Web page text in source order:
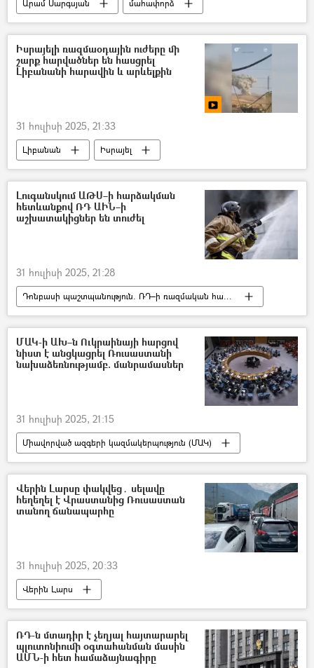
Արամ Սարգսյան
մահափորձ
Զարուհի Փոստանջյան
Իսրայելի ռազմաօդային ուժերը մի
շարք հարվածներ են հասցրել
Լիբանանի հարավին և արևելքին
31 հուլիսի 2025, 21:33
Լիբանան
Իսրայել
ռմբակոծություն
Տեսանյութեր
տեսանյութ
Լուգանսկում ԱԹՍ–ի հարձակման
հետևանքով ՌԴ ԱԻՆ–ի
աշխատակիցներ են տուժել
31 հուլիսի 2025, 21:28
Դոնբասի պաշտպանություն. ՌԴ–ի ռազմական հատուկ գործողությունը Ուկրաինայում
Ռուսաստան
Լուգանսկ
փրկարար
անօդաչու թռչող սարք (ԱԹՍ)
ՄԱԿ-ի ԱԽ–ն Ուկրաինայի հարցով
նիստ է անցկացրել Ռուսաստանի
նախաձեռնությամբ. մանրամասներ
31 հուլիսի 2025, 21:15
Միավորված ազգերի կազմակերպություն (ՄԱԿ)
Ռուսաստան
Ուկրաինա
Վլադիմիր Մեդինսկի
Դմիտրի Պոլյանսկի
ԱՄՆ
Ստամբուլ
Վերին Լարսը փակվեց․ սելավը
հեղեղել է Վրաստանից Ռուսաստան
տանող ճանապարհը
31 հուլիսի 2025, 20:33
Վերին Լարս
Վրաստանի Հանրապետություն
Ռուսաստան
սելավաջրեր
Ճանապարհ
ՌԴ-ն մտադիր է չեղյալ հայտարարել
պլուտոնիումի օգտահանման մասին
ԱՄՆ-ի հետ համաձայնագիրը